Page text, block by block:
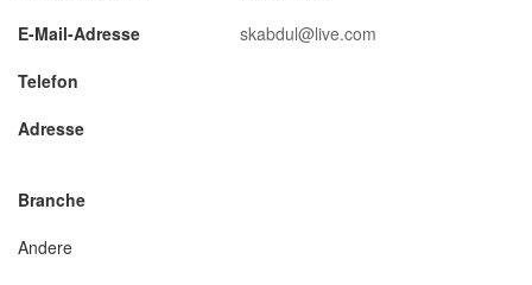
E-Mail-Adresse
Telefon
Adresse
skabdul@live.com
Branche
Andere